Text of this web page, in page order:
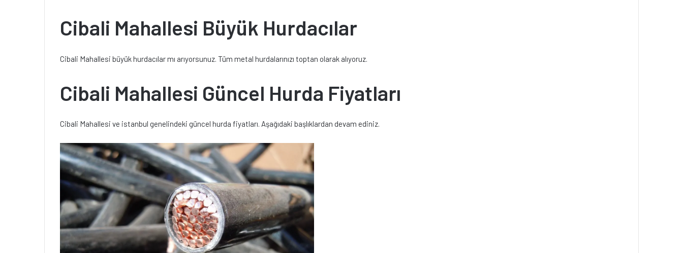
Cibali Mahallesi Büyük Hurdacılar
Cibali Mahallesi büyük hurdacılar mı arıyorsunuz. Tüm metal hurdalarınızı toptan olarak alıyoruz.
Cibali Mahallesi Güncel Hurda Fiyatları
Cibali Mahallesi ve istanbul genelindeki güncel hurda fiyatları. Aşağıdaki başlıklardan devam ediniz.